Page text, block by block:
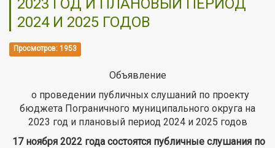
2023 ГОД И ПЛАНОВЫЙ ПЕРИОД
2024 И 2025 ГОДОВ
Просмотров: 1953
Объявление
о проведении публичных слушаний по проекту
бюджета Пограничного муниципального округа на
2023 год и плановый период 2024 и 2025 годов
17 ноября 2022 года состоятся публичные слушания по